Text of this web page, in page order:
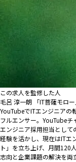
この求人を監修した人
毛呂 淳一朗 「IT菩薩モロー
YouTubeでITエンジニアの
フルエンサー。YouTubeチ
エンジニア採用担当として
経験を活かし、現在はITエ
ト」を立ち上げ、月間120
志向と企業課題の解決を両